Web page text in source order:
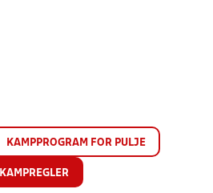
KAMPPROGRAM FOR PULJE
KAMPREGLER